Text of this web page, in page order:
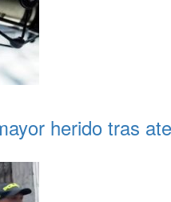
herido tras